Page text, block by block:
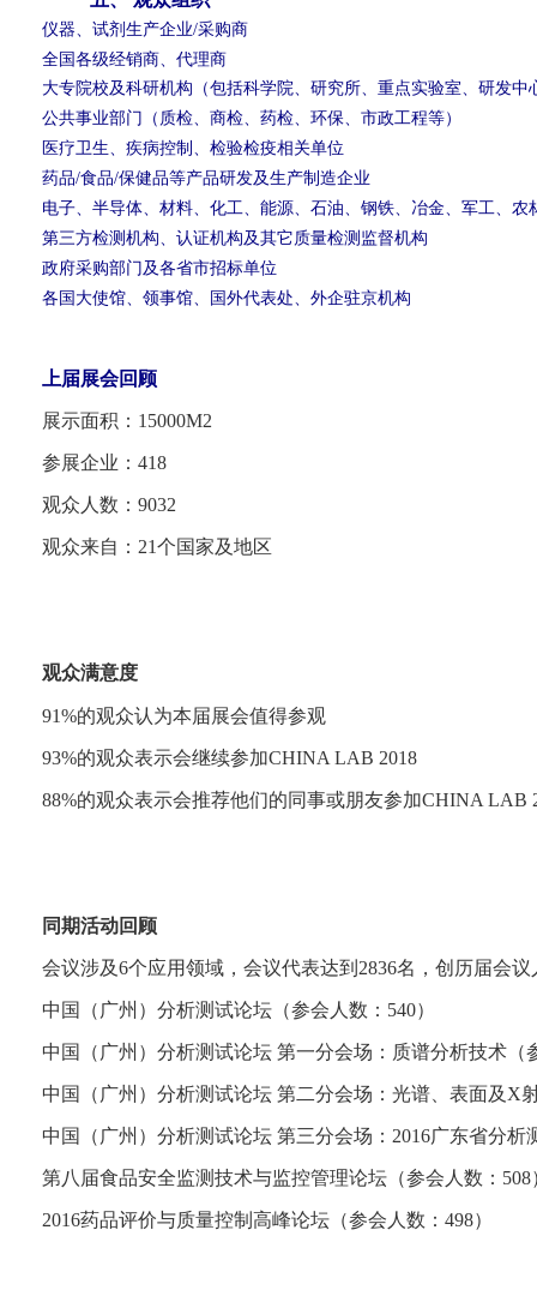
仪器、试剂生产企业/采购商
全国各级经销商、代理商
大专院校及科研机构（包括科学院、研究所、重点实验室、研发
公共事业部门（质检、商检、药检、环保、市政工程等）
医疗卫生、疾病控制、检验检疫相关单位
药品/食品/保健品等产品研发及生产制造企业
电子、半导体、材料、化工、能源、石油、钢铁、冶金、军工、
第三方检测机构、认证机构及其它质量检测监督机构
政府采购部门及各省市招标单位
各国大使馆、领事馆、国外代表处、外企驻京机构
上届展会回顾
展示面积：15000M2
参展企业：418
观众人数：9032
观众来自：21个国家及地区
观众满意度
91%的观众认为本届展会值得参观
93%的观众表示会继续参加CHINA LAB 2018
88%的观众表示会推荐他们的同事或朋友参加CHINA LAB
同期活动回顾
会议涉及6个应用领域，会议代表达到2836名，创历届会议
中国（广州）分析测试论坛（参会人数：540）
中国（广州）分析测试论坛 第一分会场：质谱分析技术（
中国（广州）分析测试论坛 第二分会场：光谱、表面及X
中国（广州）分析测试论坛 第三分会场：2016广东省分析
第八届食品安全监测技术与监控管理论坛（参会人数：508
2016药品评价与质量控制高峰论坛（参会人数：498）